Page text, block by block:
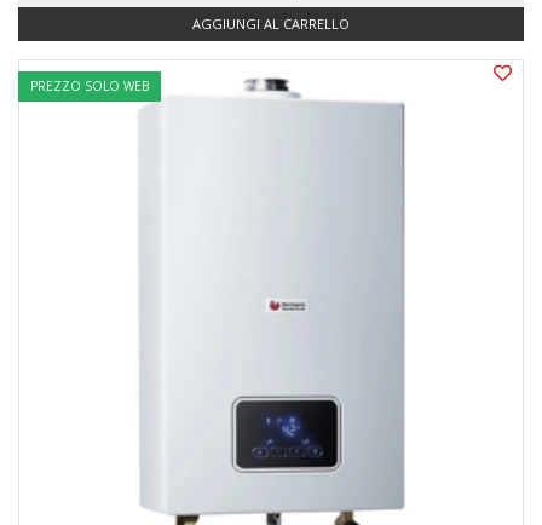
AGGIUNGI AL CARRELLO
PREZZO SOLO WEB